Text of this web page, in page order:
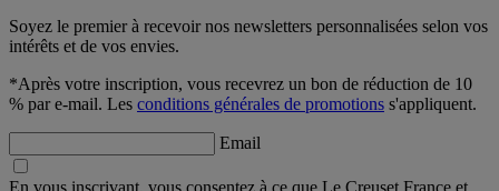
Soyez le premier à recevoir nos newsletters personnalisées selon vos
intérêts et de vos envies.
*Après votre inscription, vous recevrez un bon de réduction de 10
% par e-mail. Les conditions générales de promotions s'appliquent.
Email